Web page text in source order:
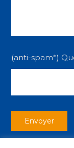
(anti-spam*)